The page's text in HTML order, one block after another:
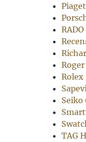
Piaget
RADO
Rolex
Seiko
TAG